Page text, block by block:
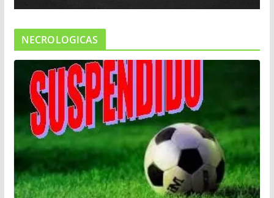
NECROLOGICAS